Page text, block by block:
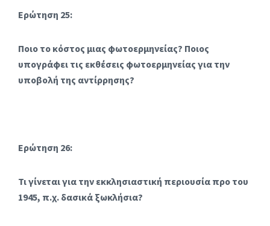
Ερώτηση 25:
Ποιο το κόστος μιας φωτοερμηνείας? Ποιος
υπογράφει τις εκθέσεις φωτοερμηνείας για την
υποβολή της αντίρρησης?
Ερώτηση 26:
Τι γίνεται για την εκκλησιαστική περιουσία προ του
1945, π.χ. δασικά ξωκλήσια?